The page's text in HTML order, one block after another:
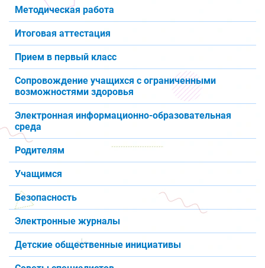
Методическая работа
Итоговая аттестация
Прием в первый класс
Сопровождение учащихся с ограниченными
возможностями здоровья
Электронная информационно-образовательная
среда
Родителям
Учащимся
Безопасность
Электронные журналы
Детские общественные инициативы